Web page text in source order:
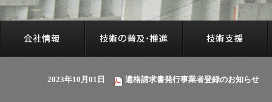
2023年10月01日 適格請求書発⾏事業者登録のお知らせ